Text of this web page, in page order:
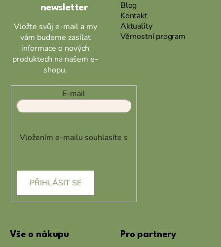
newsletter
Vložte svůj e-mail a my
vám budeme zasílat
informace o nových
produktech na našem e-
shopu.
E-mail
Vložením e-mailu souhlasíte s
PŘIHLÁSIT SE
Blog
Kontakt
Aktuality
Věrnostní program
Vše o nákupu Pro partnery